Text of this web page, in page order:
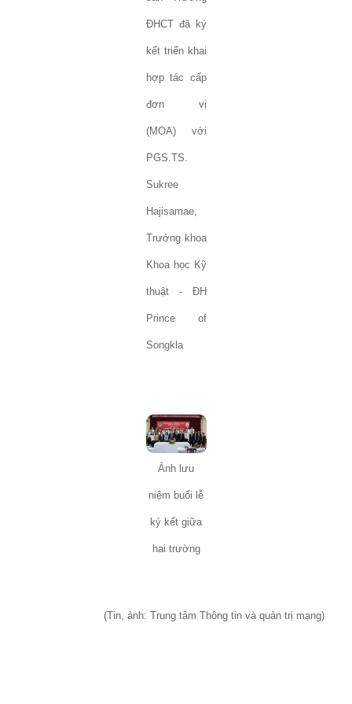
ĐHCT đã ký
kết triển khai
hợp tác cấp
đơn vị
(MOA) với
PGS.TS.
Sukree
Hajisamae,
Trưởng khoa
Khoa học Kỹ
thuật - ĐH
Prince of
Songkla
Ảnh lưu
niệm buổi lễ
ký kết giữa
hai trường
(Tin, ảnh: Trung tâm Thông tin và quản trị mạng)